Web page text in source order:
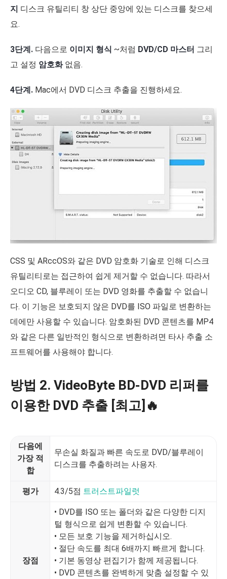
지 디스크 유틸리티 창 상단 중앙에 있는 디스크를 찾으세
요.
3단계. 다음으로 이미지 형식 ~처럼 DVD/CD 마스터 그리
고 설정 암호화없음.
4단계. Mac에서 DVD 디스크 추출을 진행하세요.
CSS 및 ARccOS와 같은 DVD 암호화 기술로 인해 디스크
유틸리티로는 접근하여 쉽게 제거할 수 없습니다. 따라서
오디오 CD, 블루레이 또는 DVD 영화를 추출할 수 없습니
다. 이 기능은 보호되지 않은 DVD를 ISO 파일로 변환하는
데에만 사용할 수 있습니다. 암호화된 DVD 콘텐츠를 MP4
와 같은 다른 일반적인 형식으로 변환하려면 타사 추출 소
프트웨어를 사용해야 합니다.
방법 2. VideoByte BD-DVD 리퍼를
이용한 DVD 추출 [최고]🔥
다음에
가장 적
합
무손실 화질과 빠른 속도로 DVD/블루레이
디스크를 추출하려는 사용자.
평가 4.3/5점 트러스트파일럿
장점
• DVD를 ISO 또는 폴더와 같은 다양한 디지
털 형식으로 쉽게 변환할 수 있습니다.
• 모든 보호 기능을 제거하십시오.
• 절단 속도를 최대 6배까지 빠르게 합니다.
• 기본 동영상 편집기가 함께 제공됩니다.
• DVD 콘텐츠를 완벽하게 맞춤 설정할 수 있